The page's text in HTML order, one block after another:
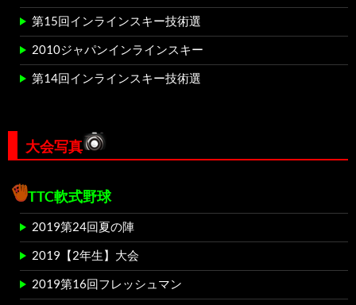
第15回インラインスキー技術選
2010ジャパンインラインスキー
第14回インラインスキー技術選
大会写真
TTC軟式野球
2019第24回夏の陣
2019【2年生】大会
2019第16回フレッシュマン